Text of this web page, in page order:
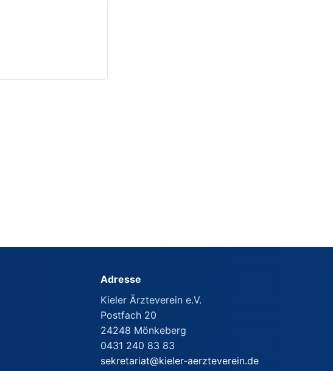
Adresse
Kieler Ärzteverein e.V.
Postfach 20
24248 Mönkeberg
0431 240 83 83
sekretariat@kieler-aerzteverein.de